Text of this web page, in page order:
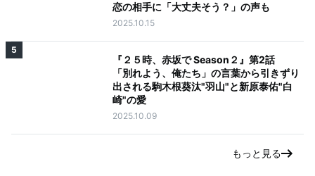
恋の相手に「大丈夫そう？」の声も
2025.10.15
5
『２５時、赤坂で Season２』第2話
「別れよう、俺たち」の言葉から引きずり
出される駒木根葵汰"羽山"と新原泰佑"白
崎"の愛
2025.10.09
もっと見る